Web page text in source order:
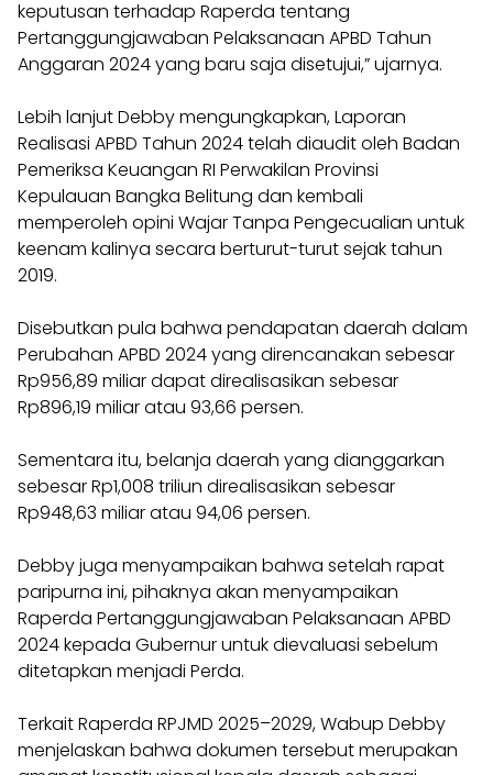
keputusan terhadap Raperda tentang
Pertanggungjawaban Pelaksanaan APBD Tahun
Anggaran 2024 yang baru saja disetujui,” ujarnya.
Lebih lanjut Debby mengungkapkan, Laporan
Realisasi APBD Tahun 2024 telah diaudit oleh Badan
Pemeriksa Keuangan RI Perwakilan Provinsi
Kepulauan Bangka Belitung dan kembali
memperoleh opini Wajar Tanpa Pengecualian untuk
keenam kalinya secara berturut-turut sejak tahun
2019.
Disebutkan pula bahwa pendapatan daerah dalam
Perubahan APBD 2024 yang direncanakan sebesar
Rp956,89 miliar dapat direalisasikan sebesar
Rp896,19 miliar atau 93,66 persen.
Sementara itu, belanja daerah yang dianggarkan
sebesar Rp1,008 triliun direalisasikan sebesar
Rp948,63 miliar atau 94,06 persen.
Debby juga menyampaikan bahwa setelah rapat
paripurna ini, pihaknya akan menyampaikan
Raperda Pertanggungjawaban Pelaksanaan APBD
2024 kepada Gubernur untuk dievaluasi sebelum
ditetapkan menjadi Perda.
Terkait Raperda RPJMD 2025–2029, Wabup Debby
menjelaskan bahwa dokumen tersebut merupakan